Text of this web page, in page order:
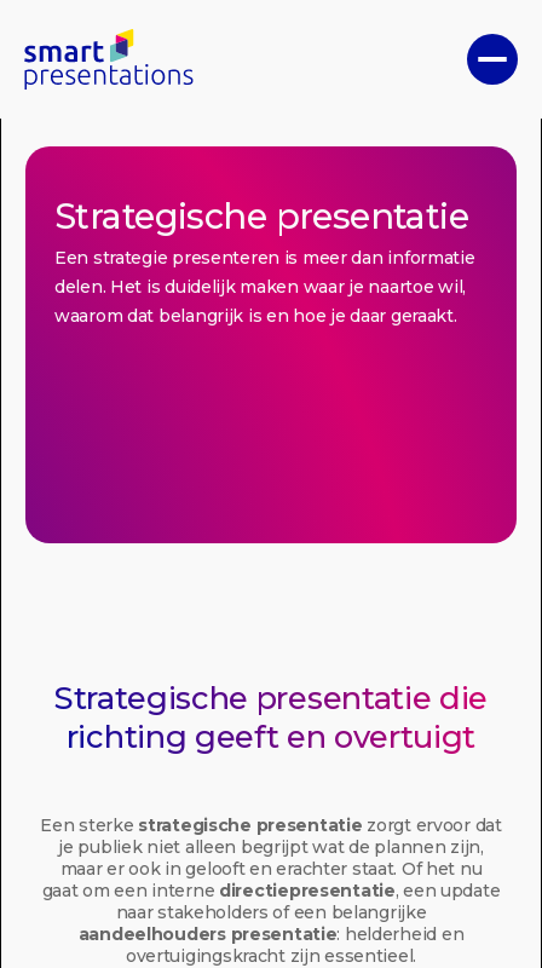
Strategische presentatie
Een strategie presenteren is meer dan informatie
delen. Het is duidelijk maken waar je naartoe wil,
waarom dat belangrijk is en hoe je daar geraakt.
Strategische presentatie die
richting geeft en overtuigt
Een sterke strategische presentatie zorgt ervoor dat
je publiek niet alleen begrijpt wat de plannen zijn,
maar er ook in gelooft en erachter staat. Of het nu
gaat om een interne directiepresentatie, een update
naar stakeholders of een belangrijke
aandeelhouders presentatie: helderheid en
overtuigingskracht zijn essentieel.